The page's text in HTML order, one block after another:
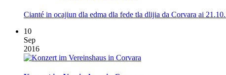
Cianté in ocajiun dla edma dla fede tla dlijia da Corvara ai
10
Sep
2016